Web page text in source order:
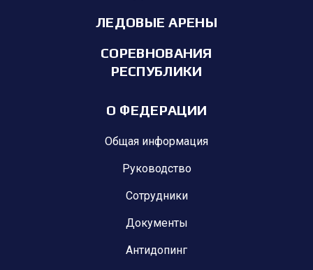
ЛЕДОВЫЕ АРЕНЫ
СОРЕВНОВАНИЯ
РЕСПУБЛИКИ
О ФЕДЕРАЦИИ
Общая информация
Руководство
Сотрудники
Документы
Антидопинг